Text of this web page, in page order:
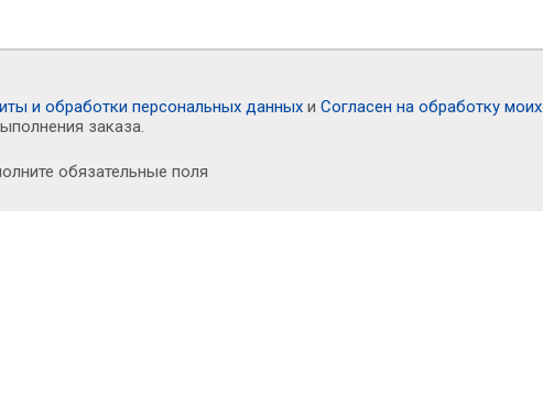
и обработки персональных данных и Согласен на обработку моих
заказа.
обязательные поля